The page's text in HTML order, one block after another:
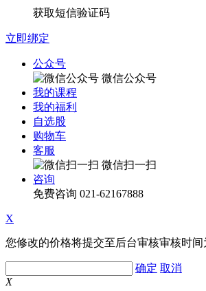
获取短信验证码
立即绑定
公众号
微信公众号
我的课程
我的福利
自选股
购物车
客服
微信扫一扫
咨询
免费咨询 021-62167888
X
您修改的价格将提交至后台审核审核时
确定 取消
X